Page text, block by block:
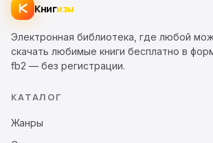
Книгизм
Электронная библиотека, где любой
скачать любимые книги бесплатно в
fb2 — без регистрации.
КАТАЛОГ
Жанры